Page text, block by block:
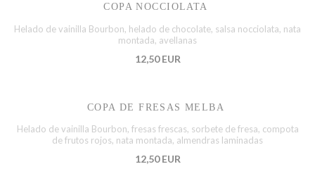
COPA NOCCIOLATA
Helado de vainilla Bourbon, helado de chocolate, salsa nocciolata, nata
montada, avellanas
12,50 EUR
COPA DE FRESAS MELBA
Helado de vainilla Bourbon, fresas frescas, sorbete de fresa, compota
de frutos rojos, nata montada, almendras laminadas
12,50 EUR